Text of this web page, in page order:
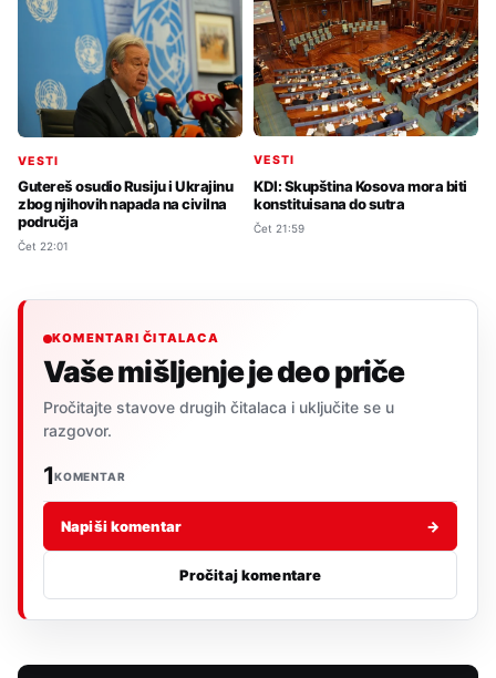
VESTI
Gutereš osudio Rusiju i Ukrajinu
zbog njihovih napada na civilna
područja
Čet 22:01
VESTI
KDI: Skupština Kosova mora biti
konstituisana do sutra
Čet 21:59
KOMENTARI ČITALACA
Vaše mišljenje je deo priče
Pročitajte stavove drugih čitalaca i uključite se u
razgovor.
1KOMENTAR
Napiši komentar →
Pročitaj komentare